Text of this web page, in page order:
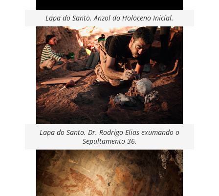
Lapa do Santo. Anzol do Holoceno Inicial.
Lapa do Santo. Dr. Rodrigo Elias exumando o
Sepultamento 36.